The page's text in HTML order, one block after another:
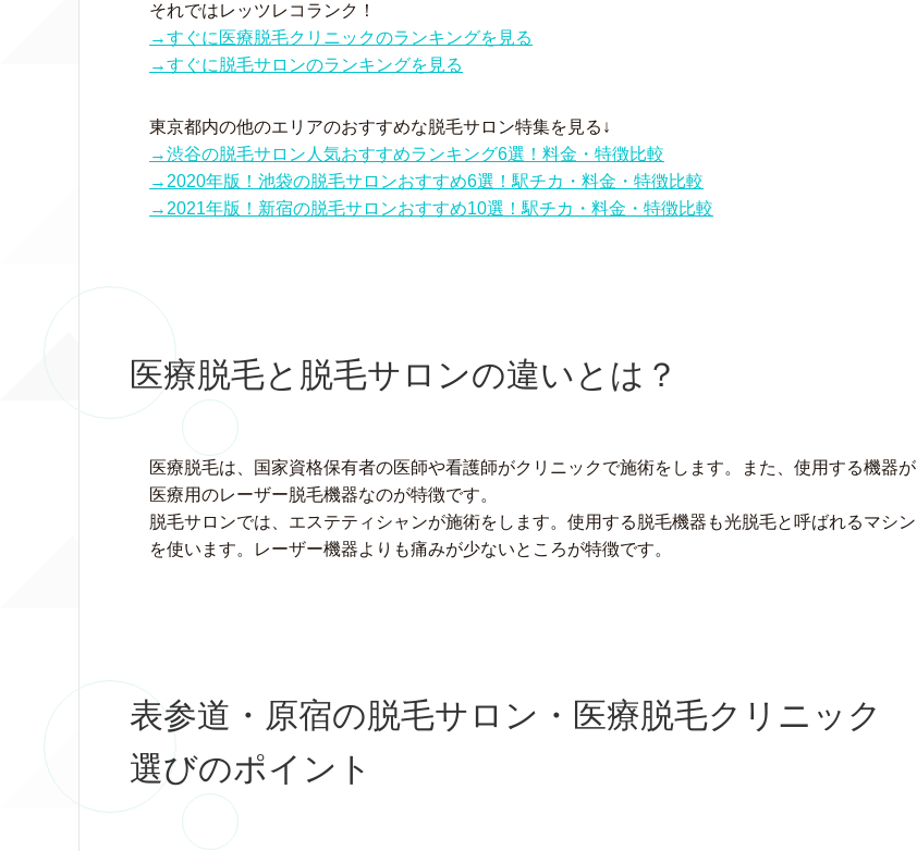
それではレッツレコランク！
→すぐに医療脱毛クリニックのランキングを見る
→すぐに脱毛サロンのランキングを見る
東京都内の他のエリアのおすすめな脱毛サロン特集を見る↓
→渋谷の脱毛サロン人気おすすめランキング6選！料金・特徴比較
→2020年版！池袋の脱毛サロンおすすめ6選！駅チカ・料金・特徴比較
→2021年版！新宿の脱毛サロンおすすめ10選！駅チカ・料金・特徴比較
医療脱毛と脱毛サロンの違いとは？
医療脱毛は、国家資格保有者の医師や看護師がクリニックで施術をします。また、使用する機器が
医療用のレーザー脱毛機器なのが特徴です。
脱毛サロンでは、エステティシャンが施術をします。使用する脱毛機器も光脱毛と呼ばれるマシン
を使います。レーザー機器よりも痛みが少ないところが特徴です。
表参道・原宿の脱毛サロン・医療脱毛クリニック
選びのポイント